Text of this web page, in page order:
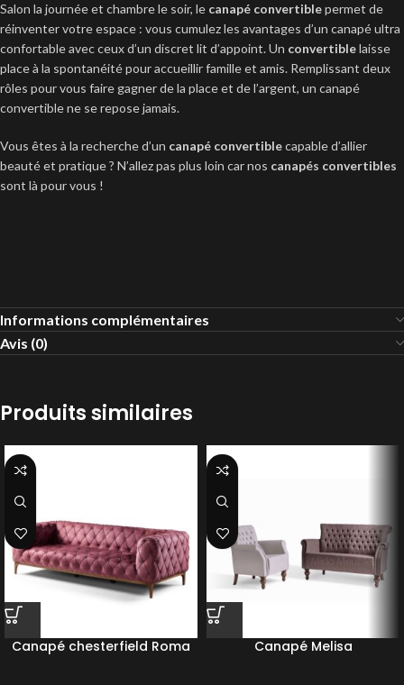
Salon la journée et chambre le soir, le canapé convertiblepermet de
réinventer votre espace : vous cumulez les avantages d’un canapé ultra
confortable avec ceux d’un discret lit d’appoint. Un convertiblelaisse
place à la spontanéité pour accueillir famille et amis. Remplissant deux
rôles pour vous faire gagner de la place et de l’argent, un canapé
convertible ne se repose jamais.
Vous êtes à la recherche d’un canapé convertiblecapable d’allier
beauté et pratique ? N’allez pas plus loin car nos canapés convertibles
sont là pour vous !
Informations complémentaires
Avis (0)
Produits similaires
Canapé chesterfield Roma Canapé Melisa